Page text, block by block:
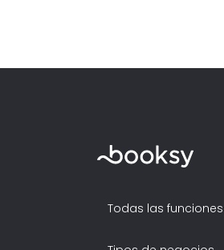
Todas las funciones